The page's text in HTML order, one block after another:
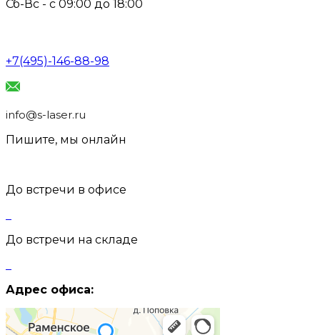
Сб-Вс - с 09:00 до 18:00
+7(495)-146-88-98
info@s-laser.ru
Пишите, мы онлайн
До встречи в офисе
До встречи на складе
Адрес офиса: